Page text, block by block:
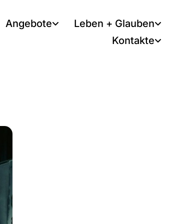
Angebote
Leben + Glauben
Kontakte